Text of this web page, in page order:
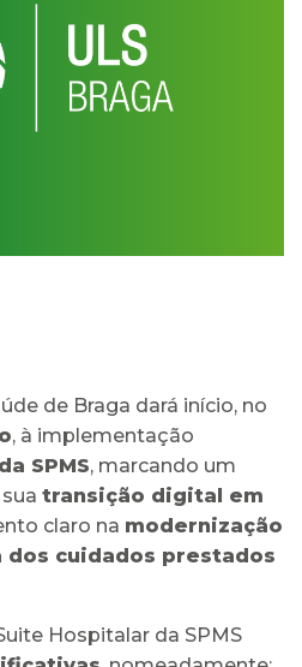
de Braga dará início, no
, à implementação
SPMS, marcando um
transição digital em
claro na modernização
dos cuidados prestados
Hospitalar da SPMS